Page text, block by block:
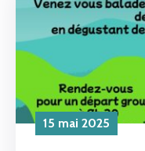
15 mai 2025